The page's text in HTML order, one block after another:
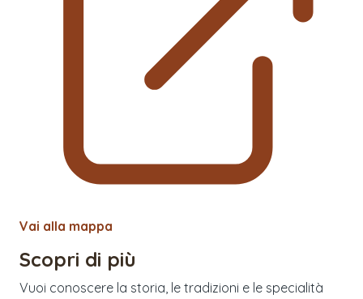
Vai alla mappa
Scopri di più
Vuoi conoscere la storia, le tradizioni e le specialità